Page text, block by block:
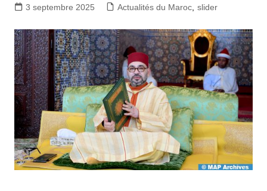
3 septembre 2025 Actualités du Maroc, slider